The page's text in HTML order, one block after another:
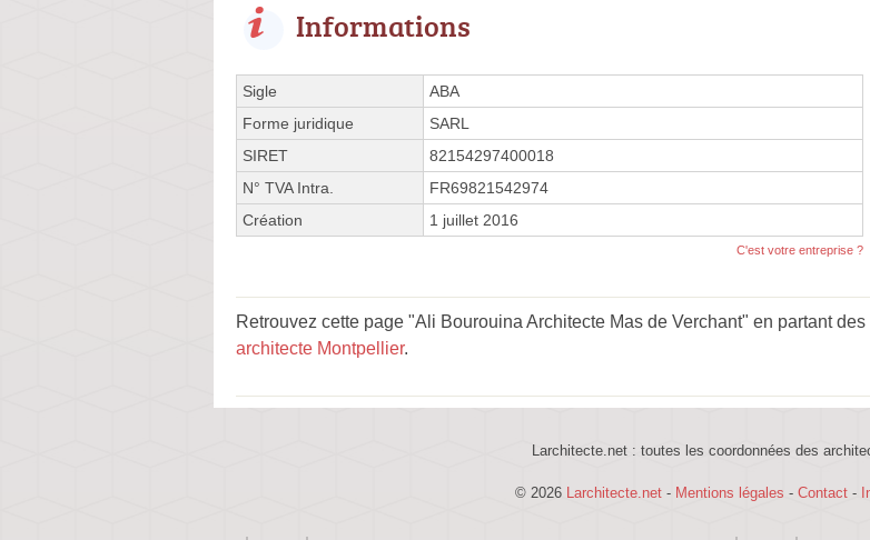
Informations
Sigle
ABA
Forme juridique
SARL
SIRET
82154297400018
N° TVA Intra.
FR69821542974
Création
1 juillet 2016
C'est votre entreprise ?
Retrouvez cette page "Ali Bourouina Architecte Mas de Verchant" en partant des
architecte Montpellier.
Larchitecte.net : toutes les coordonnées des
© 2026 Larchitecte.net - Mentions légales - Contact -